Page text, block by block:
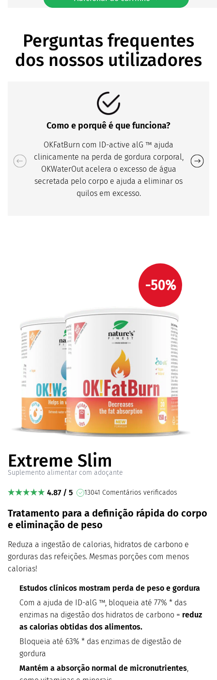
Perguntas frequentes
dos nossos utilizadores
Como e porquê é que funciona?
OKFatBurn com ID-active alG ™ ajuda
clinicamente na perda de gordura corporal,
OKWaterOut acelera o excesso de água
secretada pelo corpo e ajuda a eliminar os
quilos em excesso.
-50%
Extreme Slim
Suplemento alimentar com adoçante
4.87 / 5 13041 Comentários verificados
Tratamento para a definição rápida do corpo
e eliminação de peso
Reduza a ingestão de calorias, hidratos de carbono e
gorduras das refeições. Mesmas porções com menos
calorias!
Estudos clínicos mostram perda de peso e gordura
Com a ajuda de ID-alG ™, bloqueia até 77% * das
enzimas na digestão dos hidratos de carbono = reduz
as calorias obtidas dos alimentos.
Bloqueia até 63% * das enzimas de digestão de
gordura
Mantém a absorção normal de micronutrientes